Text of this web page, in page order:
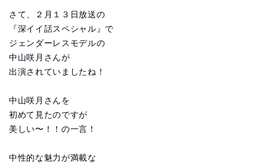
さて、２月１３日放送の
『深イイ話スペシャル』で
ジェンダーレスモデルの
中山咲月さんが
出演されていましたね！
中山咲月さんを
初めて見たのですが
美しい〜！！の一言！
中性的な魅力が満載な